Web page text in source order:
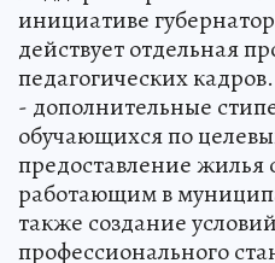
инициативе
действует отдельная
педагогических
- дополнительные
обучающихся по
предоставление жилья
работающим в
также создание
профессионального